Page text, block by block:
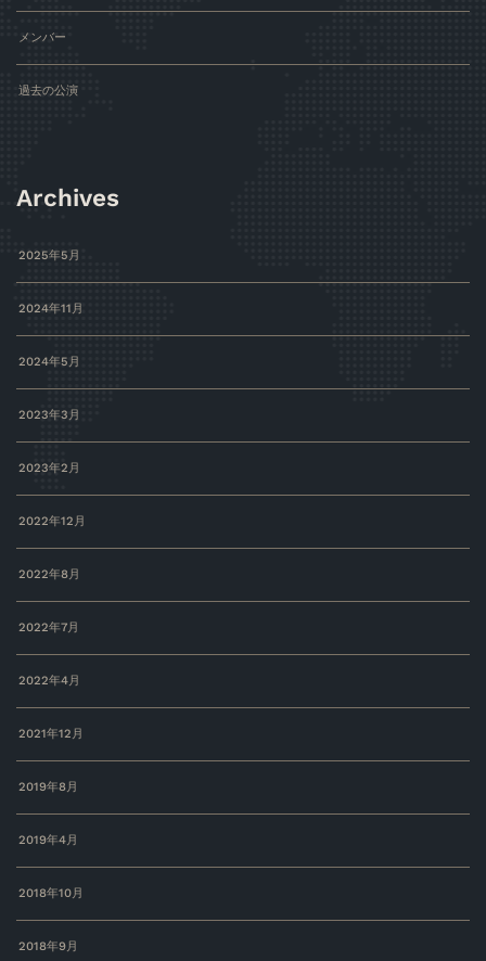
メンバー
過去の公演
Archives
2025年5月
2024年11月
2024年5月
2023年3月
2023年2月
2022年12月
2022年8月
2022年7月
2022年4月
2021年12月
2019年8月
2019年4月
2018年10月
2018年9月